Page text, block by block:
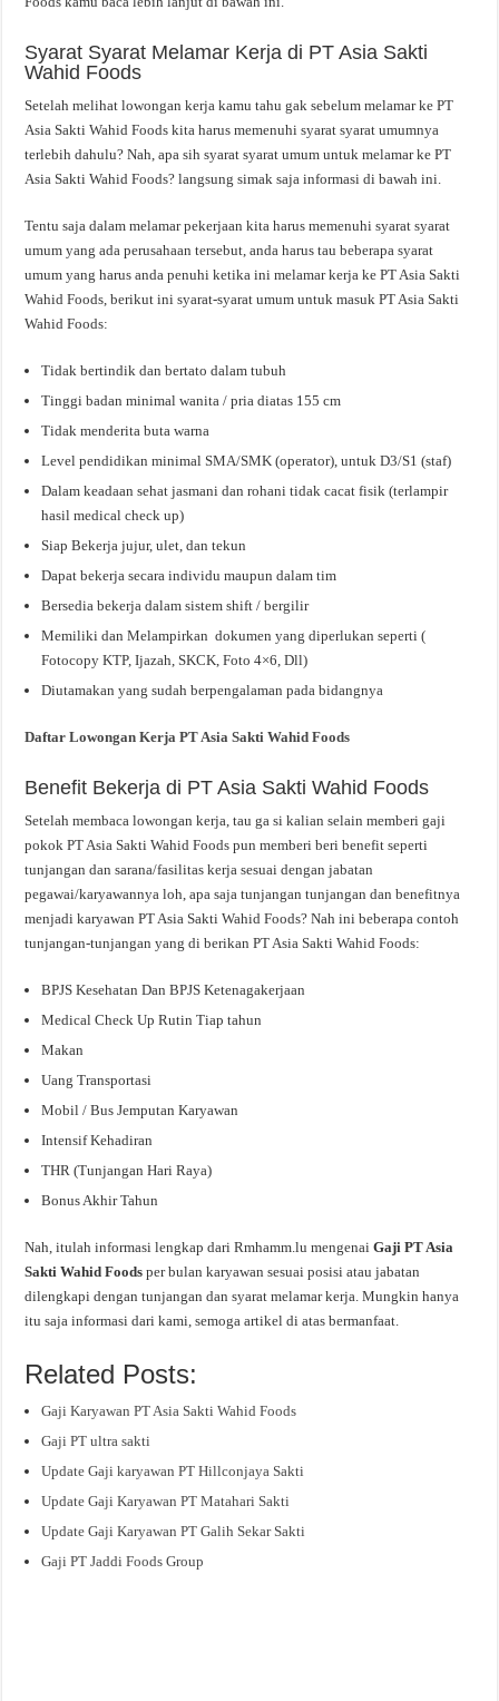
Syarat Syarat Melamar Kerja di PT Asia Sakti
Wahid Foods
Setelah melihat lowongan kerja kamu tahu gak sebelum melamar ke PT
Asia Sakti Wahid Foods kita harus memenuhi syarat syarat umumnya
terlebih dahulu? Nah, apa sih syarat syarat umum untuk melamar ke PT
Asia Sakti Wahid Foods? langsung simak saja informasi di bawah ini.
Tentu saja dalam melamar pekerjaan kita harus memenuhi syarat syarat
umum yang ada perusahaan tersebut, anda harus tau beberapa syarat
umum yang harus anda penuhi ketika ini melamar kerja ke PT Asia Sakti
Wahid Foods, berikut ini syarat-syarat umum untuk masuk PT Asia Sakti
Wahid Foods:
Tidak bertindik dan bertato dalam tubuh
Tinggi badan minimal wanita / pria diatas 155 cm
Tidak menderita buta warna
Level pendidikan minimal SMA/SMK (operator), untuk D3/S1 (staf)
Dalam keadaan sehat jasmani dan rohani tidak cacat fisik (terlampir
hasil medical check up)
Siap Bekerja jujur, ulet, dan tekun
Dapat bekerja secara individu maupun dalam tim
Bersedia bekerja dalam sistem shift / bergilir
Memiliki dan Melampirkan dokumen yang diperlukan seperti (
Fotocopy KTP, Ijazah, SKCK, Foto 4×6, Dll)
Diutamakan yang sudah berpengalaman pada bidangnya
Daftar Lowongan Kerja PT Asia Sakti Wahid Foods
Benefit Bekerja di PT Asia Sakti Wahid Foods
Setelah membaca lowongan kerja, tau ga si kalian selain memberi gaji
pokok PT Asia Sakti Wahid Foods pun memberi beri benefit seperti
tunjangan dan sarana/fasilitas kerja sesuai dengan jabatan
pegawai/karyawannya loh, apa saja tunjangan tunjangan dan benefitnya
menjadi karyawan PT Asia Sakti Wahid Foods? Nah ini beberapa contoh
tunjangan-tunjangan yang di berikan PT Asia Sakti Wahid Foods:
BPJS Kesehatan Dan BPJS Ketenagakerjaan
Medical Check Up Rutin Tiap tahun
Makan
Uang Transportasi
Mobil / Bus Jemputan Karyawan
Intensif Kehadiran
THR (Tunjangan Hari Raya)
Bonus Akhir Tahun
Nah, itulah informasi lengkap dari Rmhamm.lu mengenaiGaji PT Asia
Sakti Wahid Foodsper bulan karyawan sesuai posisi atau jabatan
dilengkapi dengan tunjangan dan syarat melamar kerja. Mungkin hanya
itu saja informasi dari kami, semoga artikel di atas bermanfaat.
Related Posts:
Gaji Karyawan PT Asia Sakti Wahid Foods
Gaji PT ultra sakti
Update Gaji karyawan PT Hillconjaya Sakti
Update Gaji Karyawan PT Matahari Sakti
Update Gaji Karyawan PT Galih Sekar Sakti
Gaji PT Jaddi Foods Group